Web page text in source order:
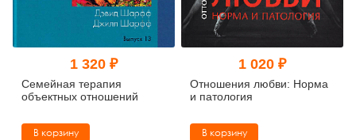
1 320 ₽
Семейная терапия
объектных отношений
В корзину
1 020 ₽
Отношения любви: Норма
и патология
В корзину